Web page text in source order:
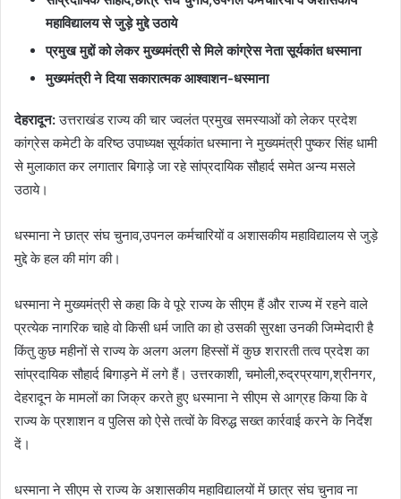
महाविद्यालय से जुड़े मुद्दे उठाये
प्रमुख मुद्दों को लेकर मुख्यमंत्री से मिले कांग्रेस नेता सूर्यकांत धस्माना
मुख्यमंत्री ने दिया सकारात्मक आश्वाशन-धस्माना
देहरादून:उत्तराखंड राज्य की चार ज्वलंत प्रमुख समस्याओं को लेकर प्रदेश
कांग्रेस कमेटी के वरिष्ठ उपाध्यक्ष सूर्यकांत धस्माना ने मुख्यमंत्री पुष्कर सिंह धामी
से मुलाकात कर लगातार बिगाड़े जा रहे सांप्रदायिक सौहार्द समेत अन्य मसले
उठाये।
धस्माना ने छात्र संघ चुनाव,उपनल कर्मचारियों व अशासकीय महाविद्यालय से जुड़े
मुद्दे के हल की मांग की।
धस्माना ने मुख्यमंत्री से कहा कि वे पूरे राज्य के सीएम हैं और राज्य में रहने वाले
प्रत्येक नागरिक चाहे वो किसी धर्म जाति का हो उसकी सुरक्षा उनकी जिम्मेदारी है
किंतु कुछ महीनों से राज्य के अलग अलग हिस्सों में कुछ शरारती तत्व प्रदेश का
सांप्रदायिक सौहार्द बिगाड़ने में लगे हैं। उत्तरकाशी, चमोली,रुद्रप्रयाग,श्रीनगर,
देहरादून के मामलों का जिक्र करते हुए धस्माना ने सीएम से आग्रह किया कि वे
राज्य के प्रशाशन व पुलिस को ऐसे तत्वों के विरुद्ध सख्त कार्रवाई करने के निर्देश
दें।
धस्माना ने सीएम से राज्य के अशासकीय महाविद्यालयों में छात्र संघ चुनाव ना